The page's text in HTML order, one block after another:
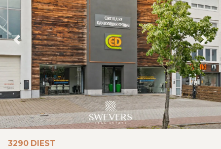
TE HUUR
NIEUWBOUW
ADVIES
OVER ONS
VASTGOEDCAFÉ
Previous
3290 DIEST